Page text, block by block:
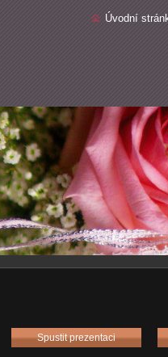
Úvodní
Spustit prezentaci